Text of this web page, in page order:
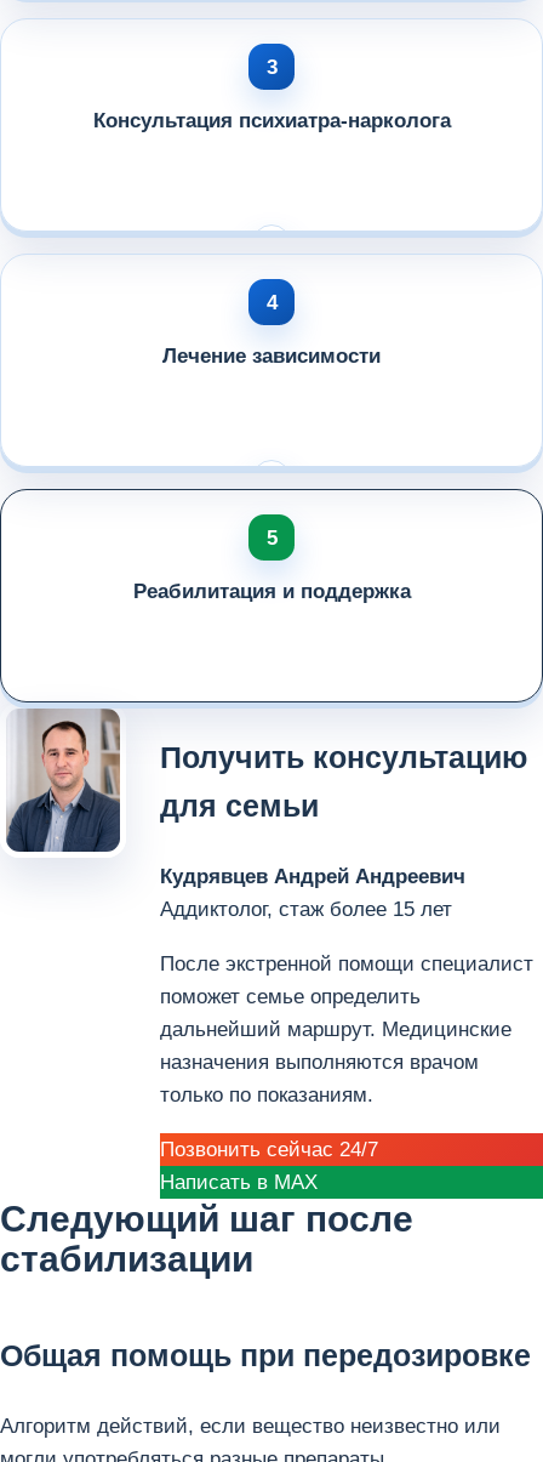
Консультация психиатра-нарколога
Лечение зависимости
Реабилитация и поддержка
Получить консультацию
для семьи
Кудрявцев Андрей Андреевич
Аддиктолог, стаж более 15 лет
После экстренной помощи специалист
поможет семье определить
дальнейший маршрут. Медицинские
назначения выполняются врачом
только по показаниям.
Позвонить сейчас 24/7
Написать в MAX
Следующий шаг после
стабилизации
Общая помощь при передозировке
Алгоритм действий, если вещество неизвестно или